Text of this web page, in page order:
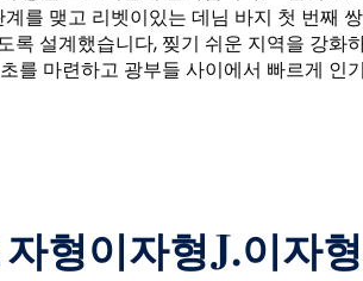
를 맺고 리벳이있는 데님 바지 첫 번째
록 설계했습니다, 찢기 쉬운 지역을 강화
를 마련하고 광부들 사이에서 빠르게 인
형이자형J.이자형